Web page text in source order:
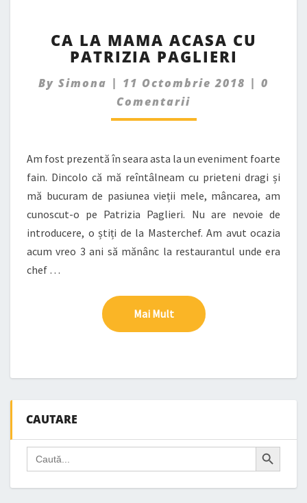
LA
MAMA
CU
PATRIZIA
PAGLIERI
CA LA MAMA ACASA CU
PATRIZIA PAGLIERI
By Simona | 11 Octombrie 2018 | 0
Comentarii
Am fost prezentă în seara asta la un eveniment foarte
fain. Dincolo că mă reîntâlneam cu prieteni dragi și
mă bucuram de pasiunea vieții mele, mâncarea, am
cunoscut-o pe Patrizia Paglieri. Nu are nevoie de
introducere, o știți de la Masterchef. Am avut ocazia
acum vreo 3 ani să mănânc la restaurantul unde era
chef …
Mai MultMai Mult
CAUTARE
Search
for:
Search Button